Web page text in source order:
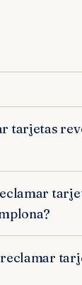
tarjetas
y trabajamos
de
consumidor.
9-13
y, si es